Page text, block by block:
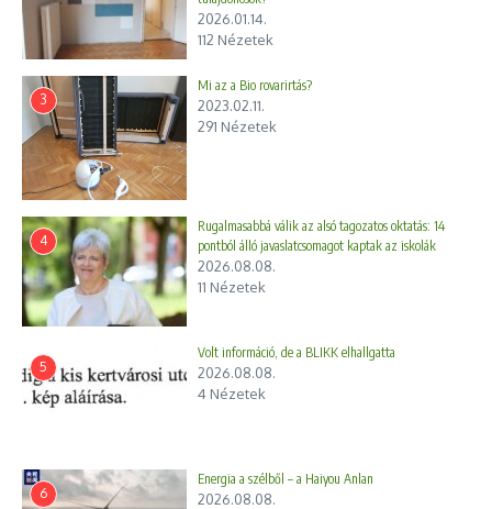
2026.01.14.
112 Nézetek
3
Mi az a Bio rovarirtás?
2023.02.11.
291 Nézetek
4
Rugalmasabbá válik az alsó tagozatos oktatás: 14
pontból álló javaslatcsomagot kaptak az iskolák
2026.08.08.
11 Nézetek
5
Volt információ, de a BLIKK elhallgatta
2026.08.08.
4 Nézetek
6
Energia a szélből – a Haiyou Anlan
2026.08.08.